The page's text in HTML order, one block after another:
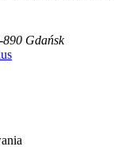
Gdańsk